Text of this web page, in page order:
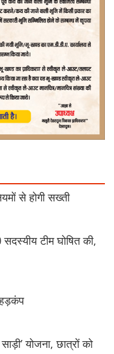
से होगी सख्ती
टीम घोषित की,
योजना, छात्रों को